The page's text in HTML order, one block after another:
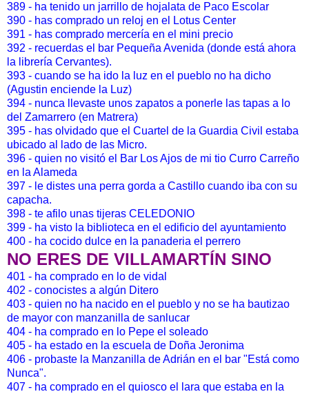
389 - ha tenido un jarrillo de hojalata de Paco Escolar
390 - has comprado un reloj en el Lotus Center
391 - has comprado mercería en el mini precio
392 - recuerdas el bar Pequeña Avenida (donde está ahora
la librería Cervantes).
393 - cuando se ha ido la luz en el pueblo no ha dicho
(Agustin enciende la Luz)
394 - nunca llevaste unos zapatos a ponerle las tapas a lo
del Zamarrero (en Matrera)
395 - has olvidado que el Cuartel de la Guardia Civil estaba
ubicado al lado de las Micro.
396 - quien no visitó el Bar Los Ajos de mi tio Curro Carreño
en la Alameda
397 - le distes una perra gorda a Castillo cuando iba con su
capacha.
398 - te afilo unas tijeras CELEDONIO
399 - ha visto la biblioteca en el edificio del ayuntamiento
400 - ha cocido dulce en la panaderia el perrero
NO ERES DE VILLAMARTÍN SINO
401 - ha comprado en lo de vidal
402 - conocistes a algún Ditero
403 - quien no ha nacido en el pueblo y no se ha bautizao
de mayor con manzanilla de sanlucar
404 - ha comprado en lo Pepe el soleado
405 - ha estado en la escuela de Doña Jeronima
406 - probaste la Manzanilla de Adrián en el bar "Está como
Nunca".
407 - ha comprado en el quiosco el lara que estaba en la